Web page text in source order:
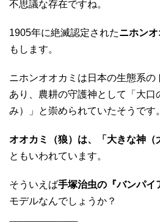
不思議な存在ですね。
1905年に絶滅認定されたニホンオ
もします。
ニホンオオカミは日本の生態系
あり、農耕の守護神として「大
み）」と崇められていたそうです。
オオカミ（狼）は、「大きな神（
ともいわれています。
そういえば手塚治虫の『バンパイ
モデルなんでしょうか？